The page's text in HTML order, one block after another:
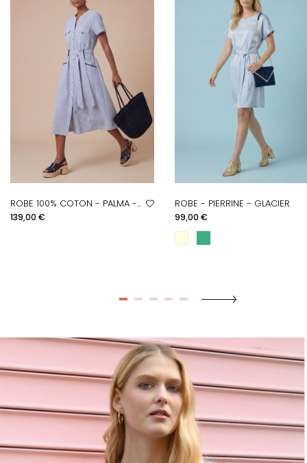
ROBE 100% COTON - PALMA -...
Prix
139,00 €
ROBE - PIERRINE - GLACIER
Prix
99,00 €